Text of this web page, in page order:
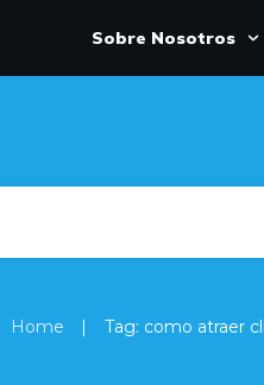
Sobre Nosotros
Home | Tag: como atraer